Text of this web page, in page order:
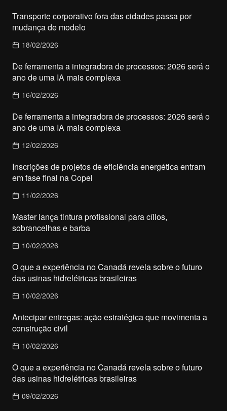
Transporte corporativo fora das cidades passa por
mudança de modelo
18/02/2026
De ferramenta a integradora de processos: 2026 será o
ano de uma IA mais complexa
16/02/2026
De ferramenta a integradora de processos: 2026 será o
ano de uma IA mais complexa
12/02/2026
Inscrições de projetos de eficiência energética entram
em fase final na Copel
11/02/2026
Master lança tintura profissional para cílios,
sobrancelhas e barba
10/02/2026
O que a experiência no Canadá revela sobre o futuro
das usinas hidrelétricas brasileiras
10/02/2026
Antecipar entregas: ação estratégica que movimenta a
construção civil
10/02/2026
O que a experiência no Canadá revela sobre o futuro
das usinas hidrelétricas brasileiras
09/02/2026